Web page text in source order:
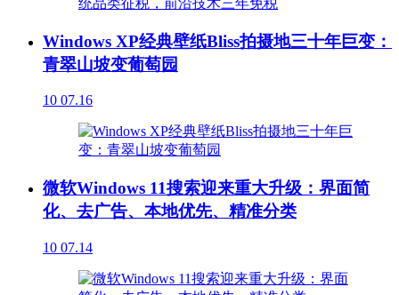
Windows XP经典壁纸Bliss拍摄地三十年巨变：
青翠山坡变葡萄园
10 07.16
微软Windows 11搜索迎来重大升级：界面简
化、去广告、本地优先、精准分类
10 07.14